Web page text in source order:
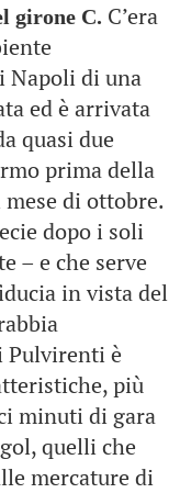
girone C. C’era
Napoli di una
ed è arrivata
quasi due
prima della
di ottobre.
dopo i soli
– e che serve
in vista del
Pulvirenti è
più
minuti di gara
quelli che
mercature di